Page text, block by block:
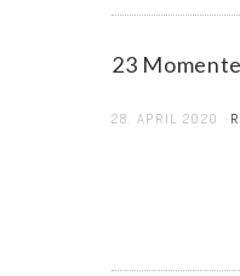
23
28. APRIL 2020